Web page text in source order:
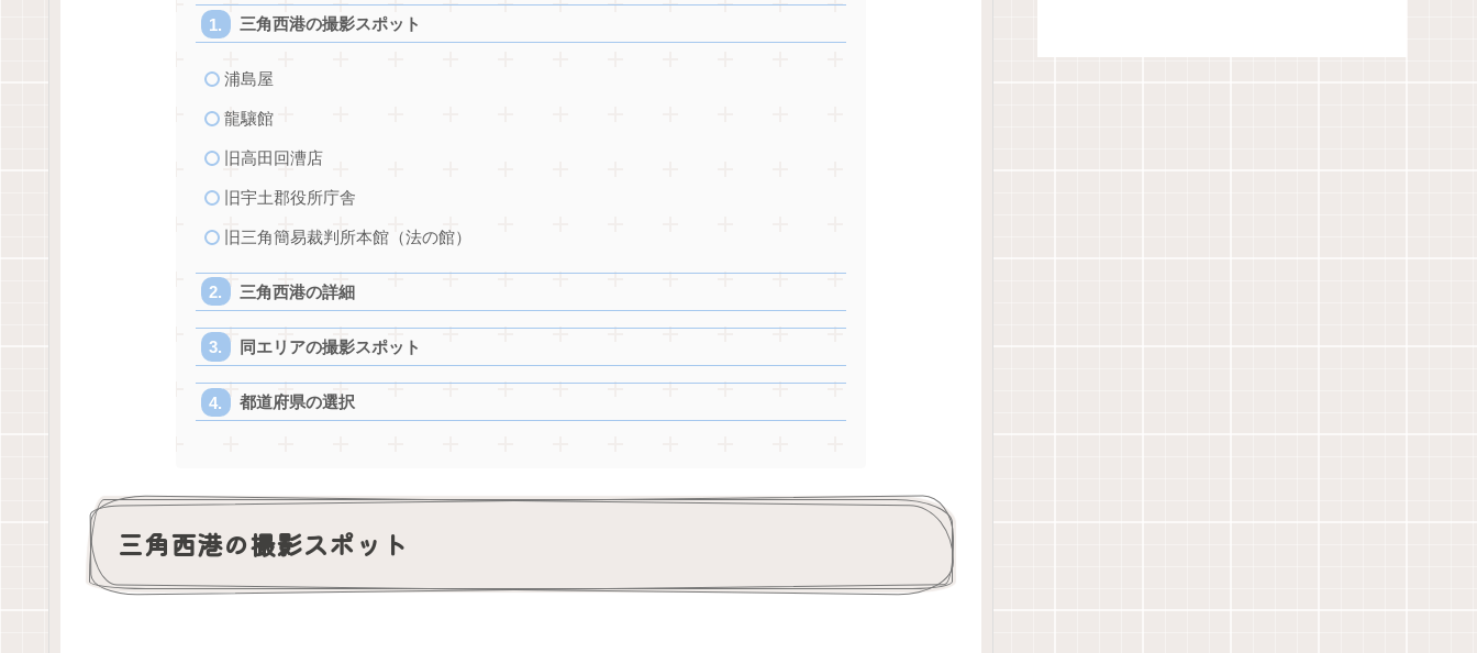
三角西港の撮影スポット
浦島屋
龍驤館
旧高田回漕店
旧宇土郡役所庁舎
旧三角簡易裁判所本館（法の館）
三角西港の詳細
同エリアの撮影スポット
都道府県の選択
三角西港の撮影スポット